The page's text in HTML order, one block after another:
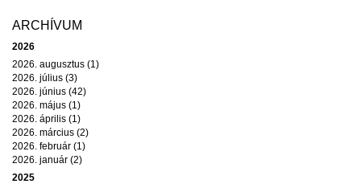
ARCHÍVUM
2026
2026. augusztus (1)
2026. július (3)
2026. június (42)
2026. május (1)
2026. április (1)
2026. március (2)
2026. február (1)
2026. január (2)
2025